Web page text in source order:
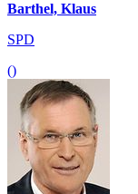
Barthel, Klaus
SPD
()